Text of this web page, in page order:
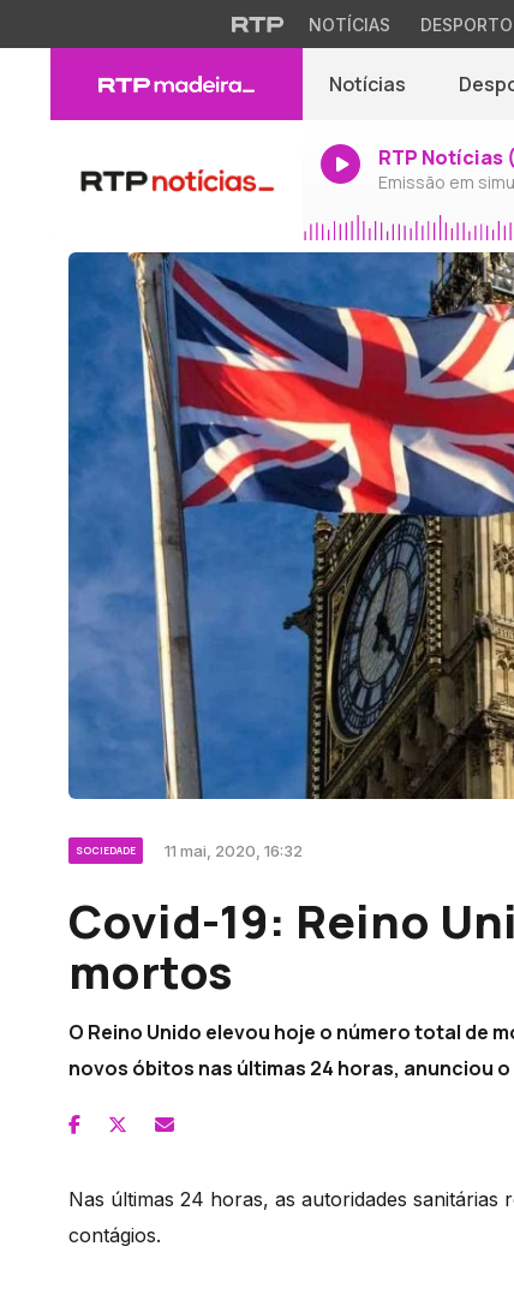
NOTÍCIAS DESPORTO
Notícias
RTP Notícias
Emissão em
SOCIEDADE 11 mai, 2020, 16:32
Covid-19: Reino
mortos
O Reino Unido elevou hoje o número total de
novos óbitos nas últimas 24 horas, anunciou
Nas últimas 24 horas, as autoridades
contágios.